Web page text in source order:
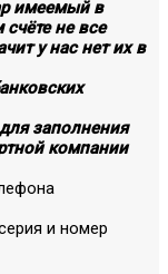
имеемый в
не все
у нас нет их в
заполнения
компании
и номер